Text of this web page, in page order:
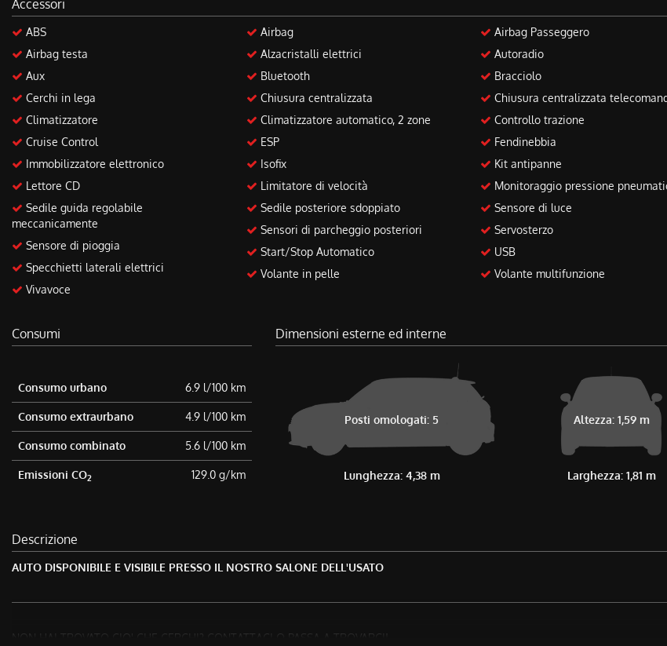
Accessori
ABS
Airbag testa
Aux
Cerchi in lega
Climatizzatore
Cruise Control
Immobilizzatore elettronico
Lettore CD
Sedile guida regolabile
meccanicamente
Sensore di pioggia
Specchietti laterali elettrici
Vivavoce
Airbag
Alzacristalli elettrici
Bluetooth
Chiusura centralizzata
Climatizzatore automatico, 2 zone
ESP
Isofix
Limitatore di velocità
Sedile posteriore sdoppiato
Sensori di parcheggio posteriori
Start/Stop Automatico
Volante in pelle
Airbag Passeggero
Autoradio
Bracciolo
Chiusura centralizzata
Controllo trazione
Fendinebbia
Kit antipanne
Monitoraggio pressione
Sensore di luce
Servosterzo
USB
Volante multifunzione
Consumi
Consumo urbano 6.9 l/100 km
Consumo extraurbano 4.9 l/100 km
Consumo combinato 5.6 l/100 km
Emissioni CO2 129.0 g/km
Dimensioni esterne ed interne
Posti omologati: 5
Lunghezza: 4,38 m
Altezza: 1,59 m
Larghezza: 1,81 m
Descrizione
AUTO DISPONIBILE E VISIBILE PRESSO IL NOSTRO SALONE DELL'USATO
NON HAI TROVATO CIO' CHE CERCHI? CONTATTACI O PASSA A TROVARCI!
questi
strumenti
tracciamento
si
rimanda
cookie
policy.
rivedere
e
modificare
le
scelte
in
momento.
Cookie necessari
Cookie delle preferenze
Cookie analitici